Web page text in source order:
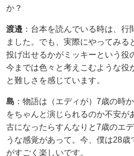
か？
渡邉​ ：台本を読んでいる時は、
ました。でも、実際にやってみる
投げ出せるかがミッキーという役
今までは色々と考えこむような役
と難しさを感じています。
島 ：物語は（エディが）7歳の時
をちゃんと演じられるのか不安が
古になったらすんなりと7歳のエ
うな感覚があって。今、僕は28
がすごく楽しいです。